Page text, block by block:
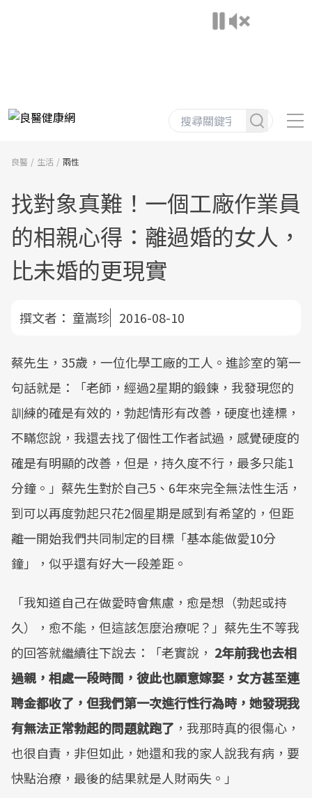
良醫 生活 兩性
找對象真難！一個工廠作業員
的相親心得：離過婚的女人，
比未婚的更現實
撰文者： 童嵩珍 2016-08-10
蔡先生，35歲，一位化學工廠的工人。進診室的第一
句話就是：「老師，經過2星期的鍛鍊，我發現您的
訓練的確是有效的，勃起情形有改善，硬度也達標，
不瞞您說，我還去找了個性工作者試過，感覺硬度的
確是有明顯的改善，但是，持久度不行，最多只能1
分鐘。」蔡先生對於自己5、6年來完全無法性生活，
到可以再度勃起只花2個星期是感到有希望的，但距
離一開始我們共同制定的目標「基本能做愛10分
鐘」，似乎還有好大一段差距。
「我知道自己在做愛時會焦慮，愈是想（勃起或持
久），愈不能，但這該怎麼治療呢？」蔡先生不等我
的回答就繼續往下說去：「老實說， 2年前我也去相
過親，相處一段時間，彼此也願意嫁娶，女方甚至連
聘金都收了，但我們第一次進行性行為時，她發現我
有無法正常勃起的問題就跑了 ，我那時真的很傷心，
也很自責，非但如此，她還和我的家人說我有病，要
快點治療，最後的結果就是人財兩失。」